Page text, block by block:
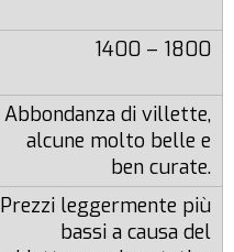
1400 – 1800
Abbondanza di villette,
alcune molto belle e
ben curate.
Prezzi leggermente più
bassi a causa del